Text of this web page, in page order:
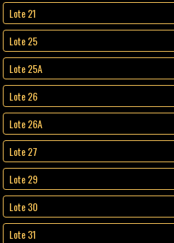
Lote 21
Lote 25
Lote 25A
Lote 26
Lote 26A
Lote 27
Lote 29
Lote 30
Lote 31